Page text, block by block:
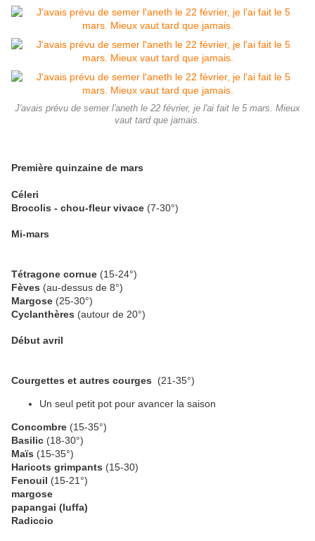
J'avais prévu de semer l'aneth le 22 février, je l'ai fait le 5 mars. Mieux
vaut tard que jamais.
Première quinzaine de mars
Céleri
Brocolis - chou-fleur vivace (7-30°)
Mi-mars
Tétragone cornue (15-24°)
Fèves (au-dessus de 8°)
Margose (25-30°)
Cyclanthères (autour de 20°)
Début avril
Courgettes et autres courges (21-35°)
Un seul petit pot pour avancer la saison
Concombre (15-35°)
Basilic (18-30°)
Maïs (15-35°)
Haricots grimpants (15-30)
Fenouil (15-21°)
margose
papangai (luffa)
Radiccio